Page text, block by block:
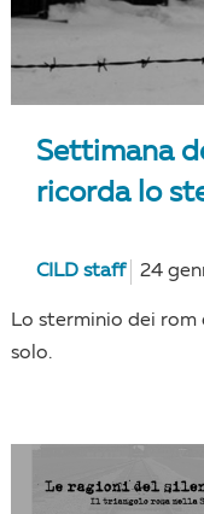
Settimana
ricorda lo
CILD staff 24
Lo sterminio dei rom
solo.